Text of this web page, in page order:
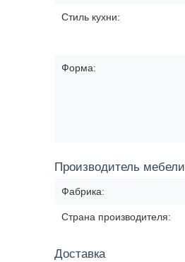
Стиль кухни:
Форма:
Производитель мебели
Фабрика:
Страна производителя:
Доставка